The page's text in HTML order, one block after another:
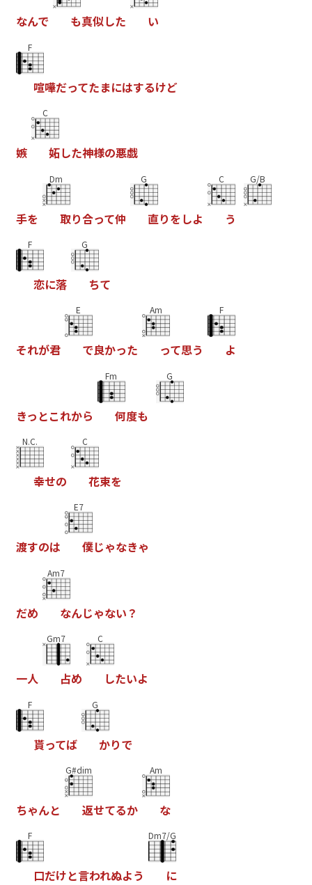
なんで も真似した い
F
喧嘩だってたまにはするけど
嫉
C
妬した神様の悪戯
手を
Dm
取り合って仲
G
直りをしよ
C
う
G/B
F
恋に落
G
ちて
それが君
E
で良かった
Am
って思う
F
よ
きっ とこれから
Fm
何度も
G
N.C.
幸せの
C
花束を
渡すのは
E7
僕じゃなきゃ
だめ
Am7
なんじゃない ？
一人
Gm7
占め
C
したいよ
F
貰ってば
G
かりで
ちゃんと
G#dim
返せてるか
Am
な
F
口だけと言われぬよう
Dm7/G
に